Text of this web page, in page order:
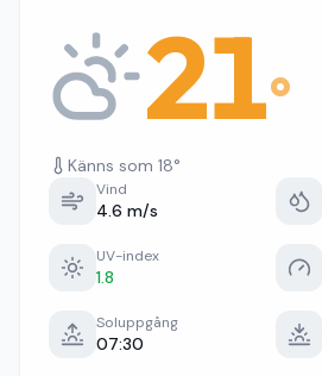
21°
Känns som 18°
Vind
4.6 m/s
UV-index
1.8
Soluppgång
07:30